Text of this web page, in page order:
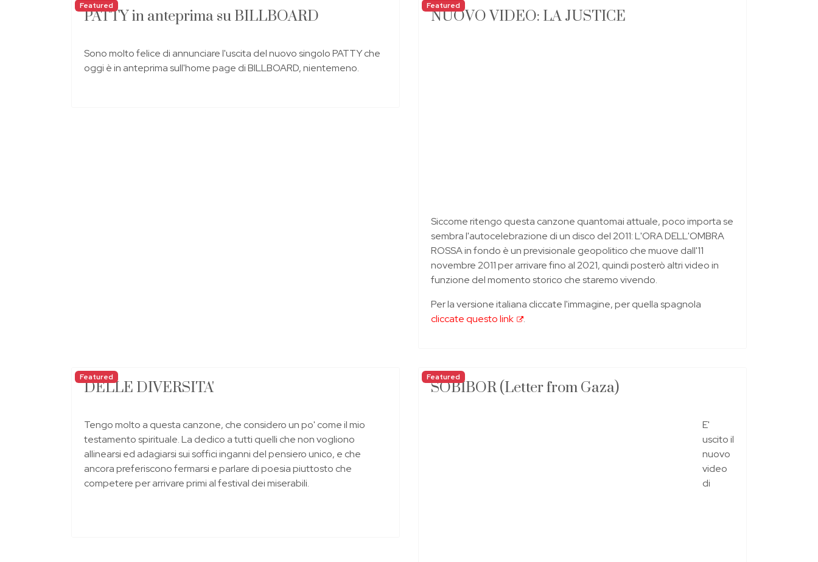
Featured
PATTY in anteprima su BILLBOARD
Sono molto felice di annunciare l'uscita del nuovo singolo PATTY che
oggi è in anteprima sull'home page di BILLBOARD, nientemeno.
Featured
NUOVO VIDEO: LA JUSTICE
Siccome ritengo questa canzone quantomai attuale, poco importa se
sembra l'autocelebrazione di un disco del 2011: L'ORA DELL'OMBRA
ROSSA in fondo è un previsionale geopolitico che muove dall'11
novembre 2011 per arrivare fino al 2021, quindi posterò altri video in
funzione del momento storico che staremo vivendo.
Per la versione italiana cliccate l'immagine, per quella spagnola
cliccate questo link
.
Featured
DELLE DIVERSITA'
Tengo molto a questa canzone, che considero un po' come il mio
testamento spirituale. La dedico a tutti quelli che non vogliono
allinearsi ed adagiarsi sui soffici inganni del pensiero unico, e che
ancora preferiscono fermarsi e parlare di poesia piuttosto che
competere per arrivare primi al festival dei miserabili.
Featured
SOBIBOR (Letter from Gaza)
E'
uscito il
nuovo
video
di